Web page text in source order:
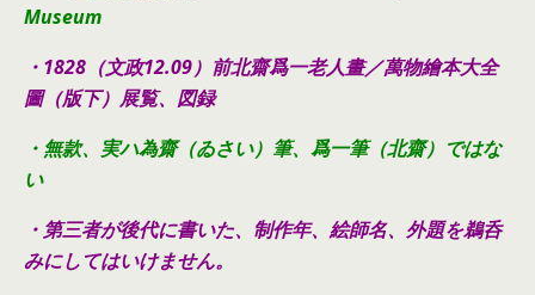
Museum
・1828（文政12.09）前北齋爲一老人畫／萬物繪本大全
圖（版下）展覧、図録
・無款、実ハ為齋（ゐさい）筆、爲一筆（北齋）ではな
い
・第三者が後代に書いた、制作年、絵師名、外題を鵜呑
みにしてはいけません。